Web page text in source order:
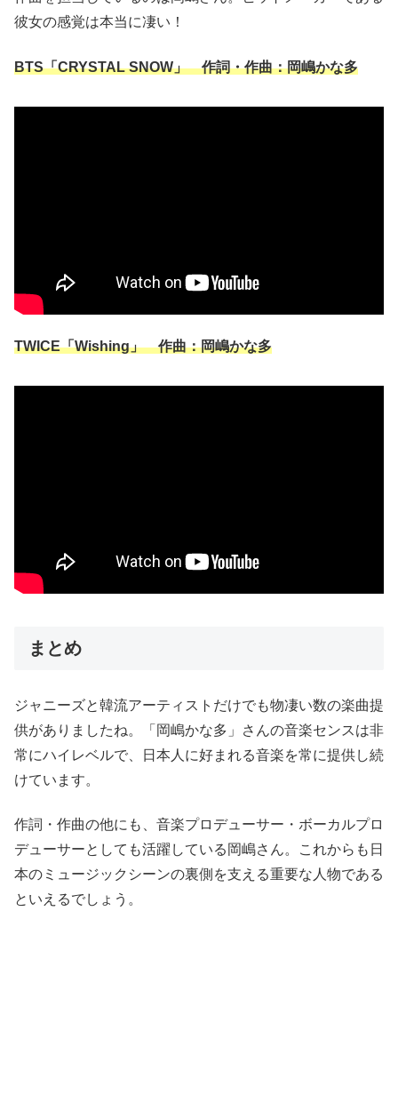
彼女の感覚は本当に凄い！
BTS「CRYSTAL SNOW」 作詞・作曲：岡嶋かな多
TWICE「Wishing」 作曲：岡嶋かな多
まとめ
ジャニーズと韓流アーティストだけでも物凄い数の楽曲提
供がありましたね。「岡嶋かな多」さんの音楽センスは非
常にハイレベルで、日本人に好まれる音楽を常に提供し続
けています。
作詞・作曲の他にも、音楽プロデューサー・ボーカルプロ
デューサーとしても活躍している岡嶋さん。これからも日
本のミュージックシーンの裏側を支える重要な人物である
といえるでしょう。